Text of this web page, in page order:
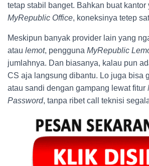
tetap stabil banget. Bahkan buat kantor
MyRepublic Office, koneksinya tetep
Meskipun banyak provider lain yang
atau lemot, pengguna MyRepublic
jumlahnya. Dan biasanya, kalau pun
CS aja langsung dibantu. Lo juga bisa
atau sandi dengan gampang lewat fitur
Password, tanpa ribet call teknisi